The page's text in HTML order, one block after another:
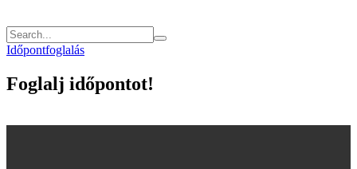
Időpontfoglalás
Foglalj időpontot!